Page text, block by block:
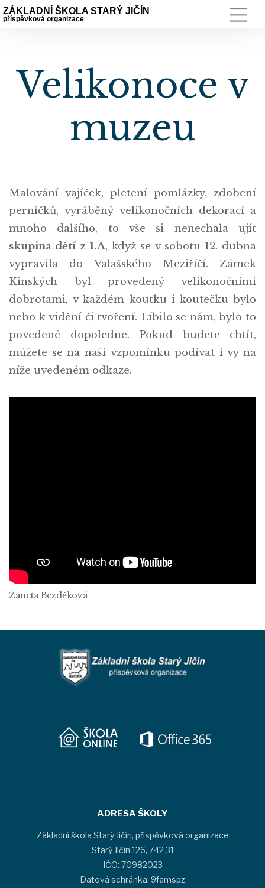
ZÁKLADNÍ ŠKOLA STARÝ JIČÍN
příspěvková organizace
Velikonoce v
muzeu
Malování vajíček, pletení pomlázky, zdobení
perníčků, vyráběný velikonočních dekorací a
mnoho dalšího, to vše si nenechala ujít
skupina dětí z 1.A, když se v sobotu 12. dubna
vypravila do Valašského Meziříčí. Zámek
Kinských byl provedený velikonočními
dobrotami, v každém koutku i koutečku bylo
nebo k vidění či tvoření. Líbilo se nám, bylo to
povedené dopoledne. Pokud budete chtít,
můžete se na naši vzpomínku podívat i vy na
níže uvedeném odkaze.
Žaneta Bezděková
ADRESA ŠKOLY
Základní škola Starý Jičín, příspěvková organizace
Starý Jičín 126, 742 31
IČO: 70982023
Datová schránka: 9famspz